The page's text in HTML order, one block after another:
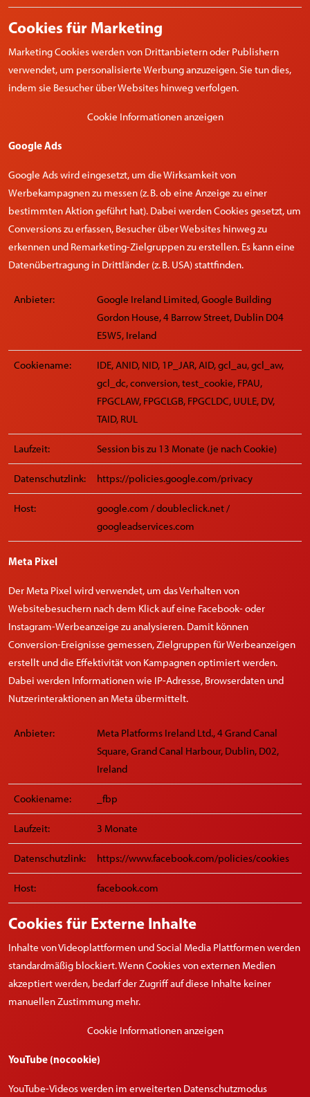
Cookies für Marketing
Marketing Cookies werden von Drittanbietern oder Publishern
verwendet, um personalisierte Werbung anzuzeigen. Sie tun dies,
indem sie Besucher über Websites hinweg verfolgen.
Cookie Informationen anzeigen
Google Ads
Google Ads wird eingesetzt, um die Wirksamkeit von
Werbekampagnen zu messen (z. B. ob eine Anzeige zu einer
bestimmten Aktion geführt hat). Dabei werden Cookies gesetzt, um
Conversions zu erfassen, Besucher über Websites hinweg zu
erkennen und Remarketing-Zielgruppen zu erstellen. Es kann eine
Datenübertragung in Drittländer (z. B. USA) stattfinden.
Anbieter:
Google Ireland Limited, Google Building
Gordon House, 4 Barrow Street, Dublin D04
E5W5, Ireland
Cookiename:
IDE, ANID, NID, 1P_JAR, AID, gcl_au, gcl_aw,
gcl_dc, conversion, test_cookie, FPAU,
FPGCLAW, FPGCLGB, FPGCLDC, UULE, DV,
TAID, RUL
Laufzeit: Session bis zu 13 Monate (je nach Cookie)
Datenschutzlink: https://policies.google.com/privacy
Host:
google.com / doubleclick.net /
googleadservices.com
Meta Pixel
Der Meta Pixel wird verwendet, um das Verhalten von
Websitebesuchern nach dem Klick auf eine Facebook- oder
Instagram-Werbeanzeige zu analysieren. Damit können
Conversion-Ereignisse gemessen, Zielgruppen für Werbeanzeigen
erstellt und die Effektivität von Kampagnen optimiert werden.
Dabei werden Informationen wie IP-Adresse, Browserdaten und
Nutzerinteraktionen an Meta übermittelt.
Anbieter:
Meta Platforms Ireland Ltd., 4 Grand Canal
Square, Grand Canal Harbour, Dublin, D02,
Ireland
Cookiename: _fbp
Laufzeit: 3 Monate
Datenschutzlink: https://www.facebook.com/policies/cookies
Host: facebook.com
Cookies für Externe Inhalte
Inhalte von Videoplattformen und Social Media Plattformen werden
standardmäßig blockiert. Wenn Cookies von externen Medien
akzeptiert werden, bedarf der Zugriff auf diese Inhalte keiner
manuellen Zustimmung mehr.
Cookie Informationen anzeigen
YouTube (nocookie)
YouTube-Videos werden im erweiterten Datenschutzmodus